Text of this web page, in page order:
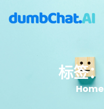
标签：
Home